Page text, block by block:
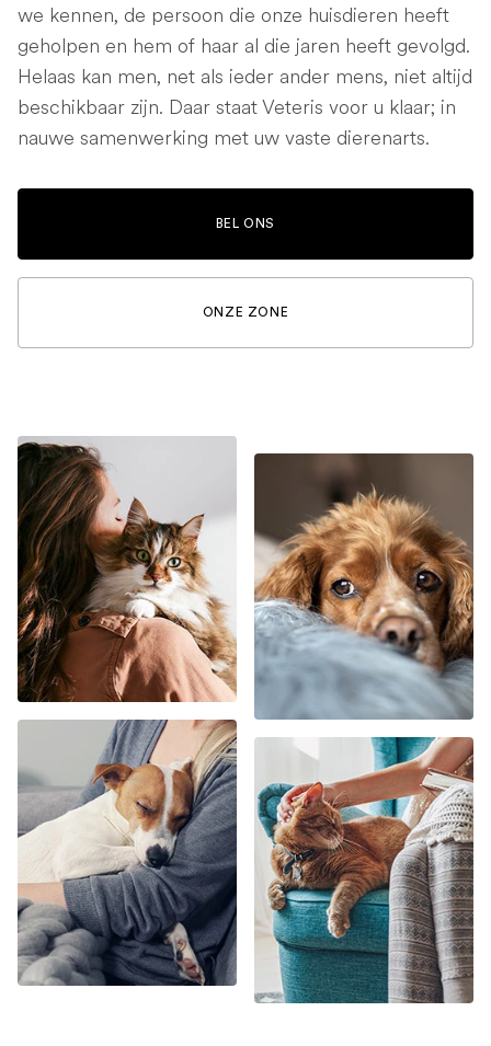
we kennen, de persoon die onze huisdieren heeft
geholpen en hem of haar al die jaren heeft gevolgd.
Helaas kan men, net als ieder ander mens, niet altijd
beschikbaar zijn. Daar staat Veteris voor u klaar; in
nauwe samenwerking met uw vaste dierenarts.
BEL ONS
ONZE ZONE